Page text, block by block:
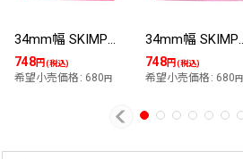
安心してお使いいただけます。
・バックルには素材上製造過程で生
デザイン性、耐久性には問題ない
ントが表示されます。
34mm幅 SKIMPベルト用 バックル 金属アレルギー対応 メール便可 ネオンピンク
(税込)
売価格: 680円
34mm幅 SKIMPベルト用 バックル 金属アレルギー対応 メール便可 ライトピンク
(税込)
希望小売価格: 680円